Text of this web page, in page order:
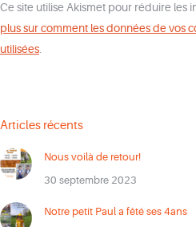
Ce site utilise Akismet pour réduire les
plus sur comment les données de vos
utilisées
Articles récents
Nous voilà de retour!
30 septembre 2023
Notre petit Paul a fêté ses 4ans